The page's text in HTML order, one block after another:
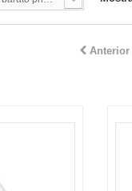
Anterior